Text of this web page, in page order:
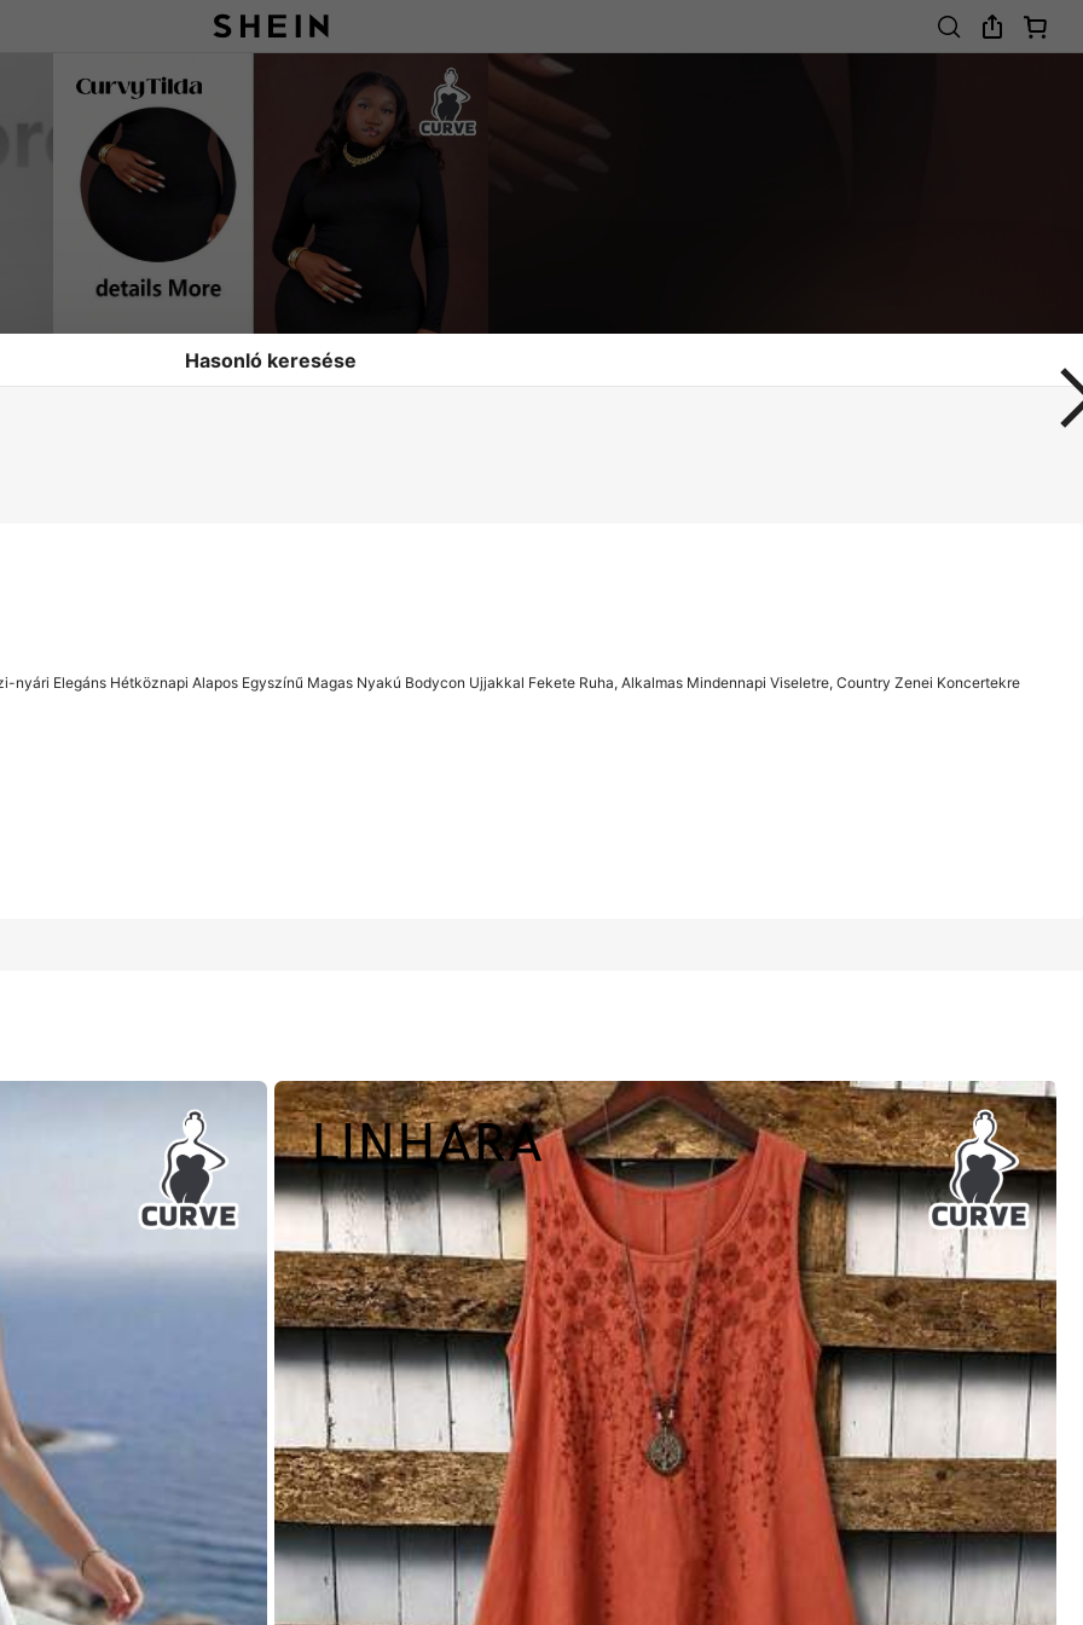
Alapos Egyszínű Magas Nyakú Bodycon Ujjakkal Fekete Ruha, Alkalmas Mindennapi Viseletre, Country
4.88
Hasonló keresése
nyári Elegáns Hétköznapi Alapos Egyszínű Magas Nyakú Bodycon Ujjakkal Fekete Ruha, Alkalmas Mindennapi Viseletre, Country Zenei Koncertekre